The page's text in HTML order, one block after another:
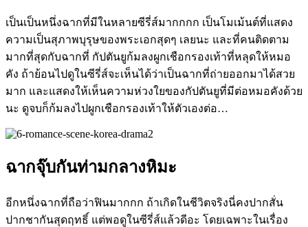
เป็นเป็นหนึ่งฉากที่มีในหลายซีรี่ส์มากกกก เป็นโมเม้นต์ที่แสดง
ความเป็นสุภาพบุรุษของพระเอกสุดๆ เลยนะ และที่คนติดตาม
มากที่สุดกับฉากที่ กัปตันยูก้มลงผูกเชือกรองเท้าที่หลุดให้หมอ
คัง ถ้าย้อนไปดูในซีรี่ส์จะเห็นได้ว่าเป็นฉากที่ถ่ายออกมาได้สวย
มาก และแสดงให้เห็นความห่วงใยของกัปตันยูที่มีต่อหมอคังด้วย
นะ ดูจบก็ก้มลงไปผูกเชือกรองเท้าให้ตัวเองต่อ…
ฉากจุ๊บกันท่ามกลางหิมะ
อีกหนึ่งฉากที่ถือว่าฟินมากกก ถ้าเกิดในชีวิตจริงนี่คงปากสั่น
ปากชากันสุดฤทธิ์ แต่พอดูในซีรี่ส์แล้วดีอะ โดยเฉพาะในเรื่อง